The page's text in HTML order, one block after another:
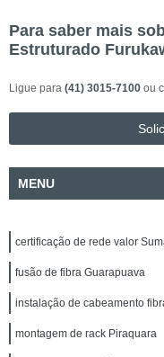
Para saber mais
Estruturado
Ligue para (41) 3015-7100 ou
MENU
certificação de rede valor
fusão de fibra Guarapuava
instalação de cabeamento
montagem de rack Piraquara